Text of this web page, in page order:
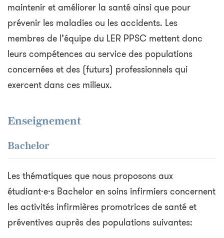
maintenir et améliorer la santé ainsi que pour
prévenir les maladies ou les accidents. Les
membres de l’équipe du LER PPSC mettent donc
leurs compétences au service des populations
concernées et des (futurs) professionnels qui
exercent dans ces milieux.
Enseignement
Bachelor
Les thématiques que nous proposons aux
étudiant·e·s Bachelor en soins infirmiers concernent
les activités infirmières promotrices de santé et
préventives auprès des populations suivantes: